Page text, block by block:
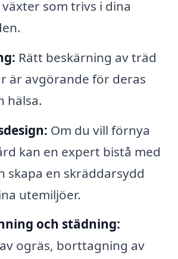
växter som trivs i dina
Rätt beskärning av träd
är avgörande för deras
hälsa.
Om du vill förnya
kan en expert bistå med
skapa en skräddarsydd
utemiljöer.
och städning:
ogräs, borttagning av